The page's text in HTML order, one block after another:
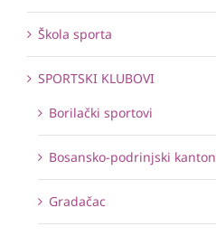
Škola sporta
SPORTSKI KLUBOVI
Borilački sportovi
Bosansko-podrinjski kanton
Gradačac